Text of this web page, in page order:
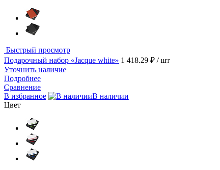
Быстрый просмотр
Подарочный набор «Jacque white» 1 418.29 ₽ / шт
Уточнить наличие
Подробнее
Сравнение
В избранное
В наличии
Цвет